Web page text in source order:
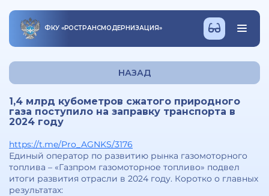
ФКУ «РОСТРАНСМОДЕРНИЗАЦИЯ»
НАЗАД
1,4 млрд кубометров сжатого природного
газа поступило на заправку транспорта в
2024 году
https://t.me/Pro_AGNKS/3176
Единый оператор по развитию рынка газомоторного
топлива – «Газпром газомоторное топливо» подвел
итоги развития отрасли в 2024 году. Коротко о главных
результатах: